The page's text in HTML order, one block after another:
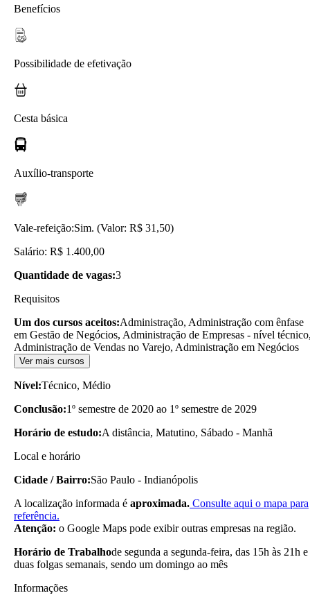
Benefícios
Possibilidade de efetivação
Cesta básica
Auxílio-transporte
Vale-refeição:Sim. (Valor: R$ 31,50)
Salário: R$ 1.400,00
Quantidade de vagas:3
Requisitos
Um dos cursos aceitos:Administração, Administração com ênfase
em Gestão de Negócios, Administração de Empresas - nível
Administração de Vendas no Varejo, Administração em Negócios
Ver mais cursos
Nível:Técnico, Médio
Conclusão:1º semestre de 2020 ao 1º semestre de 2029
Horário de estudo:A distância, Matutino, Sábado - Manhã
Local e horário
Cidade / Bairro:São Paulo - Indianópolis
A localização informada é aproximada. Consulte aqui o mapa para
referência.
Atenção: o Google Maps pode exibir outras empresas na região.
Horário de Trabalhode segunda a segunda-feira, das 15h às 21h e
duas folgas semanais, sendo um domingo ao mês
Informações